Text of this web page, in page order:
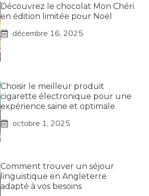
Découvrez le chocolat Mon Chéri
en édition limitée pour Noël
décembre 16, 2025
Choisir le meilleur produit
cigarette électronique pour une
expérience saine et optimale
octobre 1, 2025
Comment trouver un séjour
linguistique en Angleterre
adapté à vos besoins